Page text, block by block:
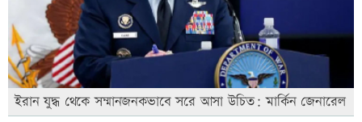
ইরান যুদ্ধ থেকে সম্মানজনকভাবে সরে আসা উচিত: মার্কিন জেনারেল